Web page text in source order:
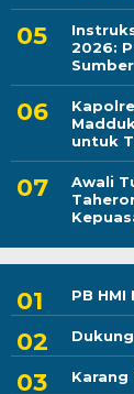
2026:
Sumber
untuk
Awali
PB HMI
Karang